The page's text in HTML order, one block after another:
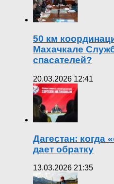
50 км
Махачкале
спасателей?
20.03.2026 12:41
Дагестан: когда
дает обратку
13.03.2026 21:35